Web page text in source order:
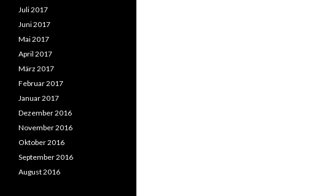
Juli 2017
Juni 2017
Mai 2017
April 2017
März 2017
Februar 2017
Januar 2017
Dezember 2016
November 2016
Oktober 2016
September 2016
August 2016